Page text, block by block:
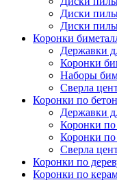
Диски
Диски
Коронки
Державки
Коронки
Наборы
Сверла
Коронки по
Державки
Коронки по
Коронки по
Сверла
Коронки по
Коронки по